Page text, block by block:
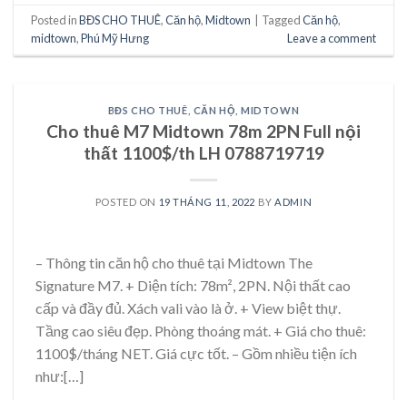
Posted inBĐS CHO THUÊ,Căn hộ,Midtown TaggedCăn hộ,
midtown,Phú Mỹ Hưng Leave a comment
BĐS CHO THUÊ CĂN HỘ ,MIDTOWN
Cho thuê M7 Midtown 78m 2PN Full nội
thất 1100$/th LH 0788719719
POSTED ON 19 THÁNG 11, 2022 BY ADMIN
– Thông tin căn hộ cho thuê tại Midtown The
Signature M7. + Diện tích: 78m², 2PN. Nội thất cao
cấp và đầy đủ. Xách vali vào là ở. + View biệt thự.
Tầng cao siêu đẹp. Phòng thoáng mát. + Giá cho thuê:
1100$/tháng NET. Giá cực tốt. – Gồm nhiều tiện ích
như:[…]